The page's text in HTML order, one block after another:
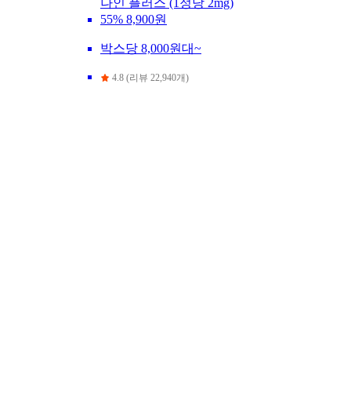
55% 8,900원
박스당 8,000원대~
4.8 (리뷰 22,940개)